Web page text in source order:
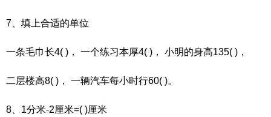
7、填上合适的单位
一条毛巾长4( )， 一个练习本厚4( )， 小明的身高135( )，
二层楼高8( )， 一辆汽车每小时行60( )。
8、1分米-2厘米=( )厘米